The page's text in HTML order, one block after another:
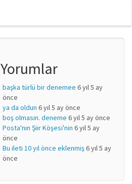
Yorumlar
başka türlü bir denemee 6 yıl 5 ay
önce
ya da oldun 6 yıl 5 ay önce
boş olmasın. deneme 6 yıl 5 ay önce
Posta'nın Şiir Köşesi'nin 6 yıl 5 ay
önce
Bu ileti 10 yıl önce eklenmiş6 yıl 5 ay
önce